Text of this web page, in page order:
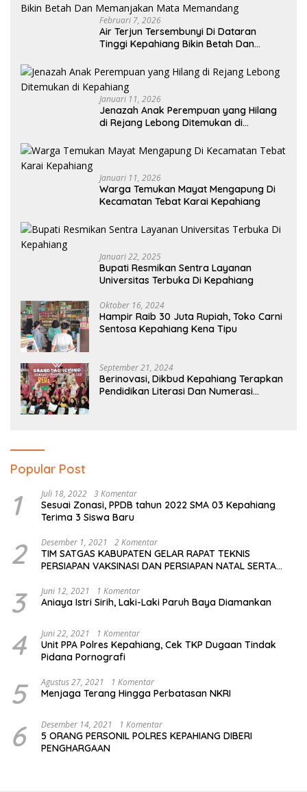
Februari 7, 2026
Air Terjun Tersembunyi Di Dataran
Tinggi Kepahiang Bikin Betah Dan
Januari 11, 2026
Jenazah Anak Perempuan yang Hilang
di Rejang Lebong Ditemukan di
Januari 11, 2026
Warga Temukan Mayat Mengapung Di
Kecamatan Tebat Karai Kepahiang
Januari 22, 2025
Bupati Resmikan Sentra Layanan
Universitas Terbuka Di Kepahiang
Oktober 16, 2024
Hampir Raib 30 Juta Rupiah, Toko Carni
Sentosa Kepahiang Kena Tipu
September 21, 2024
Berinovasi, Dikbud Kepahiang Terapkan
Pendidikan Literasi Dan Numerasi
Popular Post
1 Juli 18, 2022 3 Komentar
Sesuai Zonasi, PPDB tahun 2022 SMA 03 Kepahiang
Terima 3 Siswa Baru
2 Desember 1, 2021 2 Komentar
TIM SATGAS KABUPATEN GELAR RAPAT TEKNIS
PERSIAPAN VAKSINASI DAN PERSIAPAN NATAL SERTA
3 Juni 12, 2021 1 Komentar
Aniaya Istri Sirih, Laki-Laki Paruh Baya Diamankan
4 Juni 22, 2021 1 Komentar
Unit PPA Polres Kepahiang, Cek TKP Dugaan Tindak
Pidana Pornografi
5 Agustus 27, 2021 1 Komentar
Menjaga Terang Hingga Perbatasan NKRI
6 Desember 14, 2021 1 Komentar
5 ORANG PERSONIL POLRES KEPAHIANG DIBERI
PENGHARGAAN